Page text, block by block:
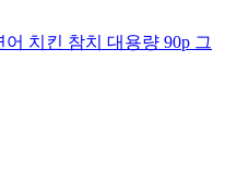
치킨 참치 대용량 90p 그